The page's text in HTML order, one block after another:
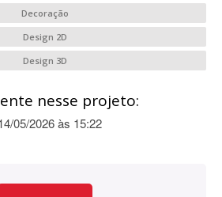
Decoração
Design 2D
Design 3D
nesse projeto:
05/2026 às 15:22